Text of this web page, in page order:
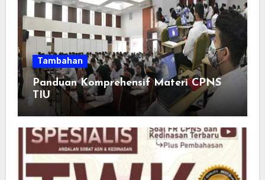
Tambahan
Panduan Komprehensif Materi CPNS
TIU